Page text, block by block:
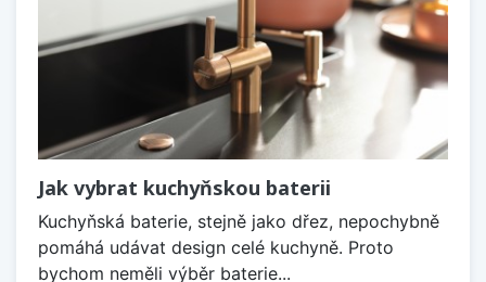
Jak vybrat kuchyňskou baterii
Kuchyňská baterie, stejně jako dřez, nepochybně
pomáhá udávat design celé kuchyně. Proto
bychom neměli výběr baterie...